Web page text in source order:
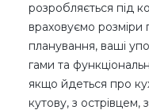
розробляється під
враховуємо розміри
планування, ваші
гами та
якщо йдеться про
кутову, з